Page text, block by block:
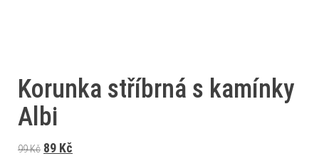
Korunka stříbrná s kamínky
Albi
99Kč Původní cena byla: 99 Kč.
89 Kč